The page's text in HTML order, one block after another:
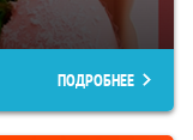
ПОДРОБНЕЕ